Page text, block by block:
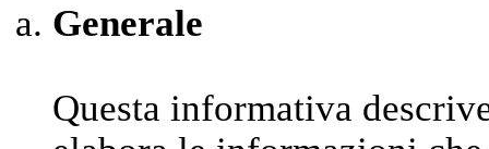
Generale
Questa informativa